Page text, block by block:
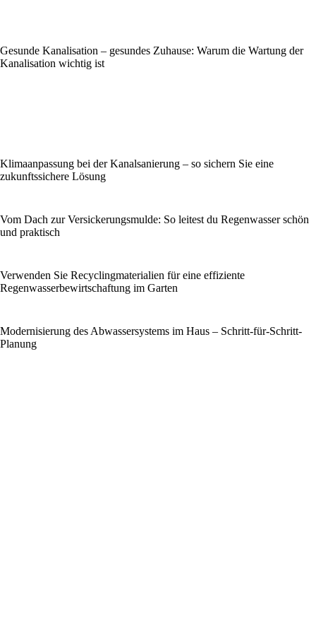
Gesunde Kanalisation – gesundes Zuhause: Warum die Wartung der
Kanalisation wichtig ist
Klimaanpassung bei der Kanalsanierung – so sichern Sie eine
zukunftssichere Lösung
Vom Dach zur Versickerungsmulde: So leitest du Regenwasser schön
und praktisch
Verwenden Sie Recyclingmaterialien für eine effiziente
Regenwasserbewirtschaftung im Garten
Modernisierung des Abwassersystems im Haus – Schritt-für-Schritt-
Planung